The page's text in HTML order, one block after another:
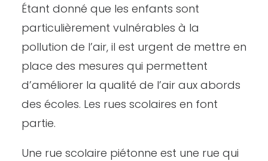
Étant donné que les enfants sont
particulièrement vulnérables à la
pollution de l’air, il est urgent de mettre en
place des mesures qui permettent
d’améliorer la qualité de l’air aux abords
des écoles. Les rues scolaires en font
partie.
Une rue scolaire piétonne est une rue qui